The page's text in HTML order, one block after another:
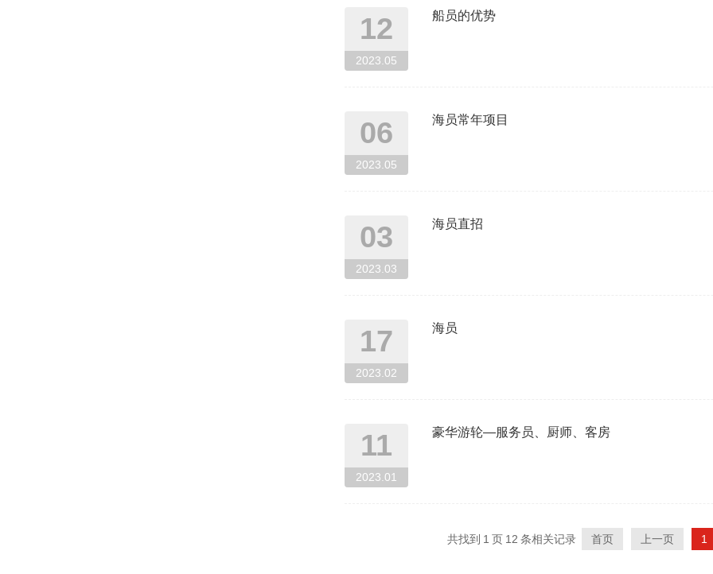
12
2023.05
船员的优势
06
2023.05
海员常年项目
03
2023.03
海员直招
17
2023.02
海员
11
2023.01
豪华游轮—服务员、厨师、客房
共找到 1 页 12 条相关记录 首页 上一页 1